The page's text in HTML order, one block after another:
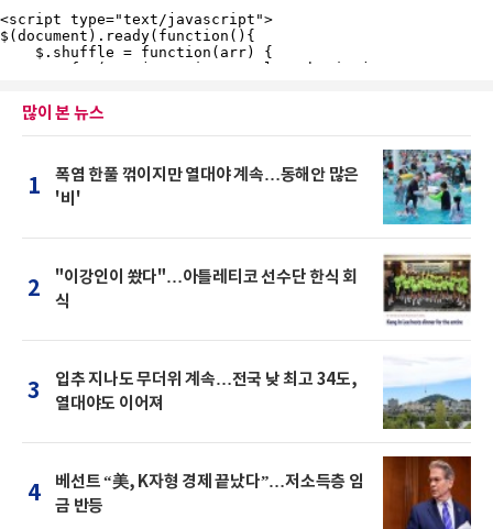
많이 본 뉴스
1
폭염 한풀 꺾이지만 열대야 계속…동해안 많은
'비'
2
"이강인이 쐈다"…아틀레티코 선수단 한식 회
식
3
입추 지나도 무더위 계속…전국 낮 최고 34도,
열대야도 이어져
4
베선트 “美, K자형 경제 끝났다”…저소득층 임
금 반등